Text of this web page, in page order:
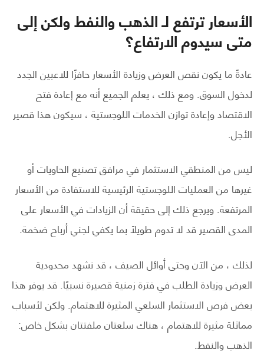
الأسعار ترتفع لـ الذهب والنفط ولكن إلى
متى سيدوم الارتفاع؟
عادةً ما يكون نقص العرض وزيادة الأسعار حافزًا للاعبين الجدد
لدخول السوق. ومع ذلك ، يعلم الجميع أنه مع إعادة فتح
الاقتصاد وإعادة توازن الخدمات اللوجستية ، سيكون هذا قصير
الأجل.
ليس من المنطقي الاستثمار في مرافق تصنيع الحاويات أو
غيرها من العمليات اللوجستية الرئيسية للاستفادة من الأسعار
المرتفعة. ويرجع ذلك إلى حقيقة أن الزيادات في الأسعار على
المدى القصير قد لا تدوم طويلاً بما يكفي لجني أرباح ضخمة.
لذلك ، من الآن وحتى أوائل الصيف ، قد نشهد محدودية
العرض وزيادة الطلب في فترة زمنية قصيرة نسبيًا. قد يوفر هذا
بعض فرص الاستثمار السلعي المثيرة للاهتمام. ولكن لأسباب
مماثلة مثيرة للاهتمام ، هناك سلعتان ملفتتان بشكل خاص:
الذهب والنفط.